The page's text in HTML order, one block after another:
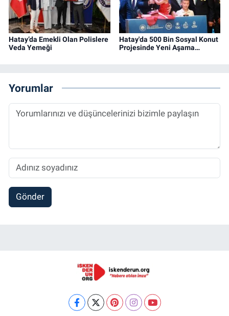
Hatay’da Emekli Olan Polislere
Veda Yemeği
Hatay'da 500 Bin Sosyal Konut
Projesinde Yeni Aşama…
Yorumlar
Gönder